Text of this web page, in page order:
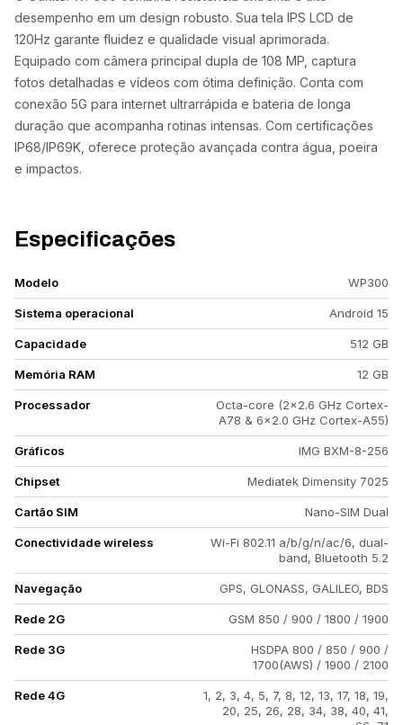
desempenho em um design robusto. Sua tela IPS LCD de
120Hz garante fluidez e qualidade visual aprimorada.
Equipado com câmera principal dupla de 108 MP, captura
fotos detalhadas e vídeos com ótima definição. Conta com
conexão 5G para internet ultrarrápida e bateria de longa
duração que acompanha rotinas intensas. Com certificações
IP68/IP69K, oferece proteção avançada contra água, poeira
e impactos.
Especificações
Modelo WP300
Sistema operacional Android 15
Capacidade 512 GB
Memória RAM 12 GB
Processador
Octa-core (2x2.6 GHz Cortex-
A78 & 6x2.0 GHz Cortex-A55)
Gráficos IMG BXM-8-256
Chipset Mediatek Dimensity 7025
Cartão SIM Nano-SIM Dual
Conectividade wireless
Wi-Fi 802.11 a/b/g/n/ac/6, dual-
band, Bluetooth 5.2
Navegação GPS, GLONASS, GALILEO, BDS
Rede 2G GSM 850 / 900 / 1800 / 1900
Rede 3G
HSDPA 800 / 850 / 900 /
1700(AWS) / 1900 / 2100
Rede 4G
1, 2, 3, 4, 5, 7, 8, 12, 13, 17, 18, 19,
20, 25, 26, 28, 34, 38, 40, 41,